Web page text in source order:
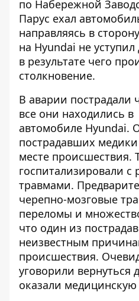
по Набережной
Парус ехал
направляясь в
на Hyundai не
в результате чего
столкновение.
В аварии пострадали
все они находились в
автомобиле Hyundai.
пострадавших
месте происшествия.
госпитализировали с
травмами.
черепно-мозговые
переломы и
что один из
неизвестным
происшествия.
уговорили вернуться
оказали